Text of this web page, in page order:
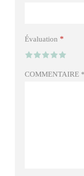
Évaluation *
COMMENTAIRE *